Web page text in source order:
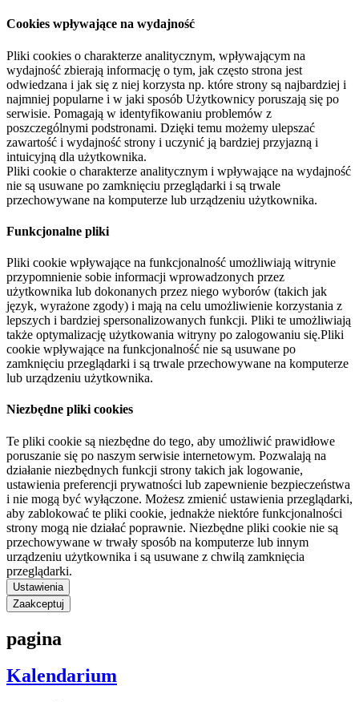
Cookies wpływające na wydajność
Pliki cookies o charakterze analitycznym, wpływającym na
wydajność zbierają informację o tym, jak często strona jest
odwiedzana i jak się z niej korzysta np. które strony są najbardziej i
najmniej popularne i w jaki sposób Użytkownicy poruszają się po
serwisie. Pomagają w identyfikowaniu problemów z
poszczególnymi podstronami. Dzięki temu możemy ulepszać
zawartość i wydajność strony i uczynić ją bardziej przyjazną i
intuicyjną dla użytkownika.
Pliki cookie o charakterze analitycznym i wpływające na wydajność
nie są usuwane po zamknięciu przeglądarki i są trwale
przechowywane na komputerze lub urządzeniu użytkownika.
Funkcjonalne pliki
Pliki cookie wpływające na funkcjonalność umożliwiają witrynie
przypomnienie sobie informacji wprowadzonych przez
użytkownika lub dokonanych przez niego wyborów (takich jak
język, wyrażone zgody) i mają na celu umożliwienie korzystania z
lepszych i bardziej spersonalizowanych funkcji. Pliki te umożliwiają
także optymalizację użytkowania witryny po zalogowaniu się.Pliki
cookie wpływające na funkcjonalność nie są usuwane po
zamknięciu przeglądarki i są trwale przechowywane na komputerze
lub urządzeniu użytkownika.
Niezbędne pliki cookies
Te pliki cookie są niezbędne do tego, aby umożliwić prawidłowe
poruszanie się po naszym serwisie internetowym. Pozwalają na
działanie niezbędnych funkcji strony takich jak logowanie,
ustawienia preferencji prywatności lub zapewnienie bezpieczeństwa
i nie mogą być wyłączone. Możesz zmienić ustawienia przeglądarki,
aby zablokować te pliki cookie, jednakże niektóre funkcjonalności
strony mogą nie działać poprawnie. Niezbędne pliki cookie nie są
przechowywane w trwały sposób na komputerze lub innym
urządzeniu użytkownika i są usuwane z chwilą zamknięcia
przeglądarki.
Ustawienia
Zaakceptuj
pagina
Kalendarium